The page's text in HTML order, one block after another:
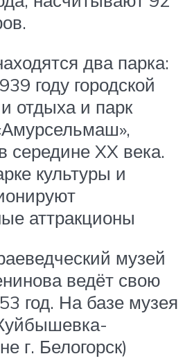
два парка:
году городской
отдыха и парк
середине XX века.
культуры и
аттракционы
музей
ведёт свою
год. На базе музея
г. Белогорск)